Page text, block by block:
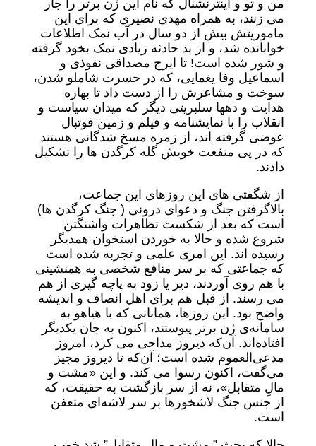
من و تو و اینترنشنال که نام این ژن برتر را جار
می زنند، به همراه مهدی نصیری که برای این
ماموریتش بیش از دو سال در آب نمک اطلاعات
خوابانده شد، و از بد حادثه زیادی نمک بخود گرفته
و شور شده است! تا ایرج مصداقی نفوذی و
اسماعیل وفا یغمایی، که در حسرت شاملو شدن،
سوخت و مشاعرش را از دست داد تا بهاره
هدایت و دهها سلبریتی دیگر که میدان سیاست و
انقلاب را با نمایشنامه و فیلم و زمین فوتبال
عوضی گرفته اند، از زمره مسخ شدگانی هستند
که در پی منفعت خویش گله کرگدن ها را تشکیل
دادند.
از شگفتی های این روزهای این جماعت،
بالاگرفتن جنگ و دعوای درونی ( جنگ کرگدن ها)
است که بعد از شکست تظاهرات واشنگتن
شروع شده و حالا به خوردن استخوان همدیگر
رسیده اند. این امری علمی و تجربه شده است
که جماعتی که بر سر منافع شخصی به همنشینی
با هم روی آوردند، دیر یا زود به پاچه گیری از هم
می رسند. از قبل هم برای اهل انصاف و اندیشه
واضح بود. این روزها، همانانی که با هیاهو به
سامانه‌ی ژن برتر پیوستند، اکنون به جان یکدیگر
افتاده‌اند. آن‌که دیروز مداحی می کرد، امروز
مدعی‌العموم شده است؛ آن‌که تا دیروز مجیز
می‌گفت، اکنون رسوا می کند. و این «مشت و
مالِ متقابل»، نه از سر بازگشت به حقیقت، که
از جنس جنگ لاشخورها بر سر لاشه‌ای متعفن
است.